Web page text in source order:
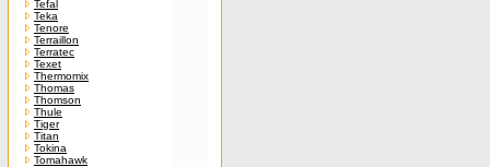
Tefal
Teka
Tenore
Terraillon
Terratec
Texet
Thermomix
Thomas
Thomson
Thule
Tiger
Titan
Tokina
Tomahawk